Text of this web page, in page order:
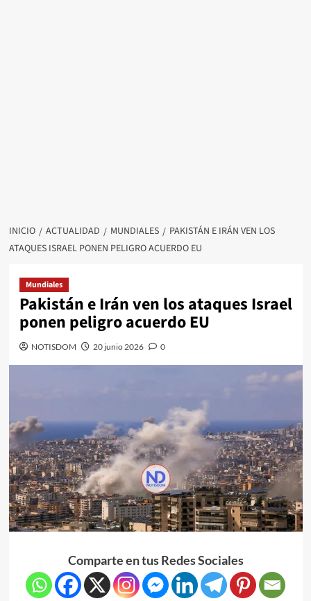
INICIO ACTUALIDAD MUNDIALES
PAKISTÁN E IRÁN VEN LOS
ATAQUES ISRAEL PONEN PELIGRO ACUERDO EU
Mundiales
Pakistán e Irán ven los ataques Israel
ponen peligro acuerdo EU
NOTISDOM 20 junio 2026 0
Comparte en tus Redes Sociales